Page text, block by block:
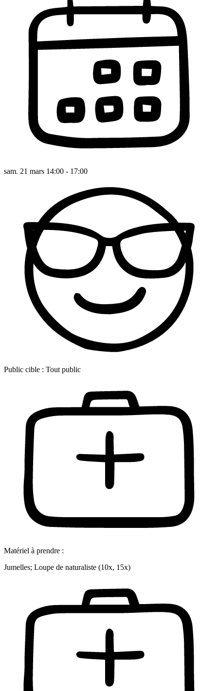
sam. 21 mars 14:00 - 17:00
Public cible : Tout public
Matériel à prendre :
Jumelles; Loupe de naturaliste (10x, 15x)